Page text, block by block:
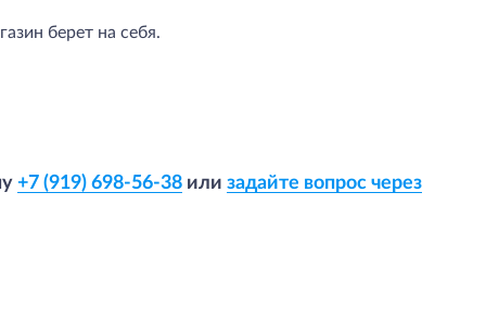
берет на себя.
+7 (919) 698-56-38 или задайте вопрос через